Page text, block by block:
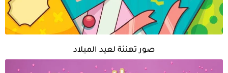
صور تهنئة لعيد الميلاد